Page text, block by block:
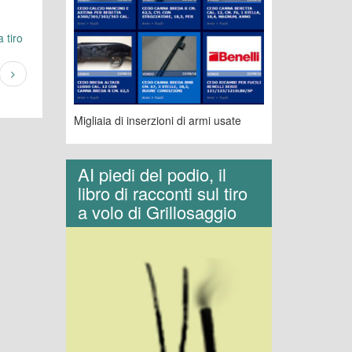
tiro
Migliaia di inserzioni di armi usate
AI piedi del podio, il
libro di racconti sul tiro
a volo di Grillosaggio